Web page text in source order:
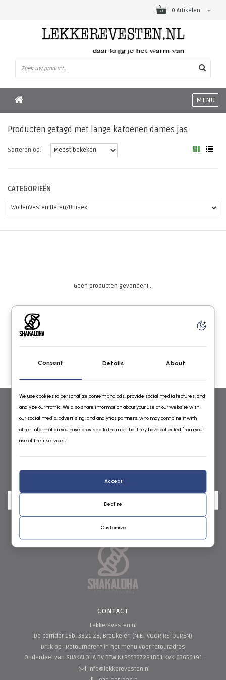
0 Artikelen
MENU
Producten getagd met lange katoenen dames jas
Sorteren op:
CATEGORIEËN
Geen producten gevonden!...
WOLLEN VESTEN VOOR DAMES EN HEREN VAN SHAKALOHA
NIEUWSBRIEF
CONTACT
Lekkerevesten.nl
De corridor 16b, 3621 ZB, Breukelen (NIET VOOR RETOUREN)
Druk op "Retourneren" in het menu voor retouradres
Onderdeel van SHAKALOHA BV BTW NL855337291B01 KvK 63656191
info@lekkerevesten.nl
Consent Details About
We use cookies to personalize content and ads, provide social media features, and
analyze our traffic. We also share information about your use of our website with
our social media, advertising, and analytics partners, who may combine it with
other information you have provided to them or that they have collected from your
use of their services.
Accept
Decline
Customize